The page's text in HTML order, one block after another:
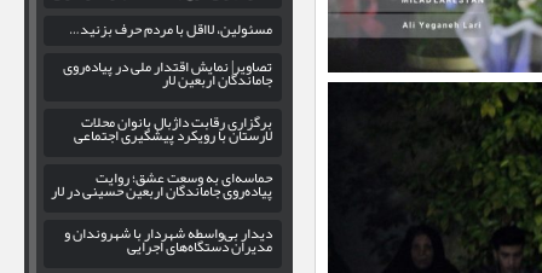
مسئولین، لااقل با مردم حرف بزنید…
تصاویر| نمایش اقتدار ملی در پیاده‌روی
جاماندگان اربعین لار
برگزاری رقابت داژبال بانوان محلات
لارستان با رویکرد پیشگیری اجتماعی
حماسه‌ای به وسعت عشق؛ روایت
پیاده‌روی جاماندگان اربعین حسینی در لار
دیدار بی‌واسطه شهردار با شهروندان و
مدیران دستگاه‌های اجرایی